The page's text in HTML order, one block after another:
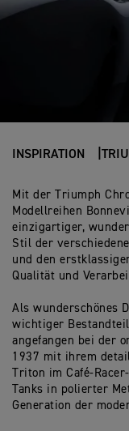
INSPIRATION
Mit der Triumph
Modellreihen
einzigartiger,
Stil der
und den
Qualität und
Als wunderschönes
wichtiger
angefangen bei der
1937 mit ihrem
Triton im Café-
Tanks in polierter
Generation der